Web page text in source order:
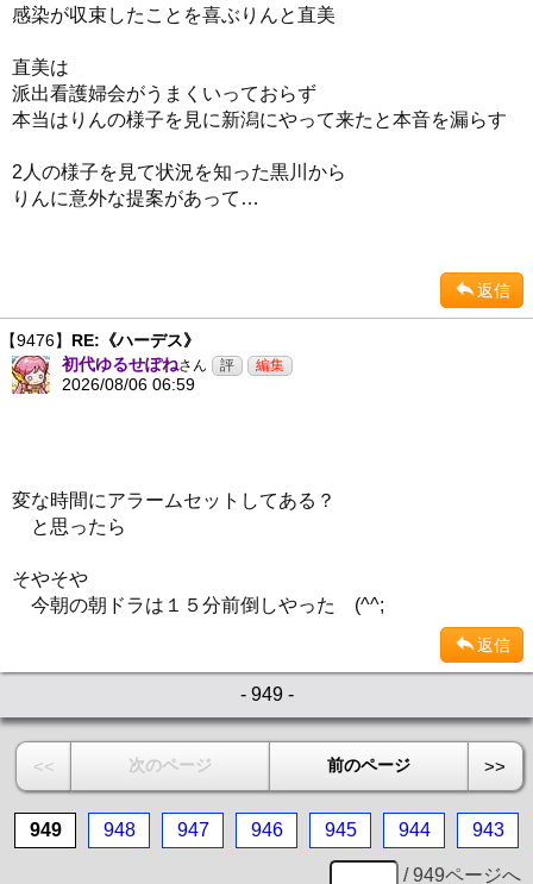
感染が収束したことを喜ぶりんと直美
直美は
派出看護婦会がうまくいっておらず
本当はりんの様子を見に新潟にやって来たと本音を漏らす
2人の様子を見て状況を知った黒川から
りんに意外な提案があって…
返信
【9476】 RE:《ハーデス》
初代ゆるせぽねさん
2026/08/06 06:59
変な時間にアラームセットしてある？
と思ったら
そやそや
今朝の朝ドラは１５分前倒しやった (^^;
返信
- 949 -
<< 次のページ 前のページ >>
949 948 947 946 945 944 943
/ 949ページへ